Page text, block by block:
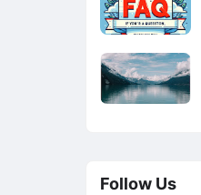
Follow Us